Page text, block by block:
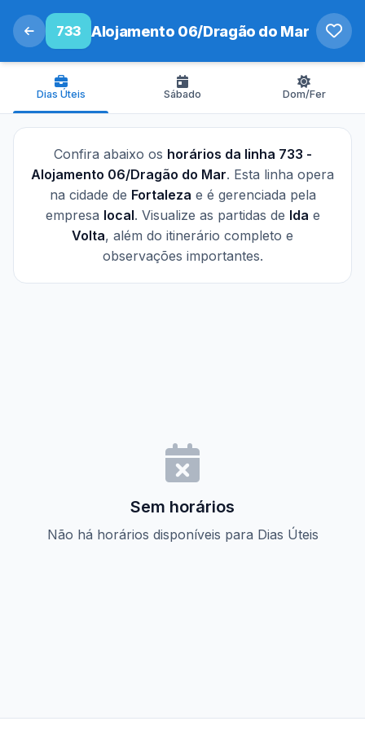
733 Alojamento 06/Dragão do Mar
Dias Úteis Sábado Dom/Fer
Confira abaixo os horários da linha 733 -
Alojamento 06/Dragão do Mar. Esta linha opera
na cidade de Fortaleza e é gerenciada pela
empresa local. Visualize as partidas de Ida e
Volta, além do itinerário completo e
observações importantes.
Sem horários
Não há horários disponíveis para Dias Úteis